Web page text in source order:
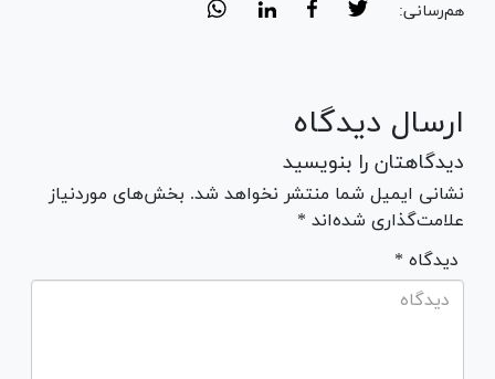
هم‌رسانی:
ارسال دیدگاه
دیدگاهتان را بنویسید
نشانی ایمیل شما منتشر نخواهد شد. بخش‌های موردنیاز
علامت‌گذاری شده‌اند *
* دیدگاه